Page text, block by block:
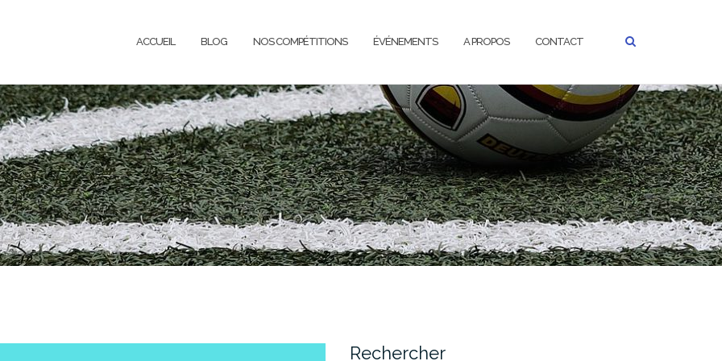
ACCUEIL BLOG NOS COMPÉTITIONS ÉVÉNEMENTS A PROPOS CONTACT
Rechercher